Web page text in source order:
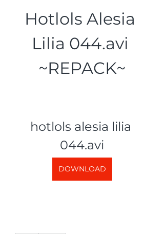
Hotlols Alesia
Lilia 044.avi
~REPACK~
hotlols alesia lilia
044.avi
DOWNLOAD